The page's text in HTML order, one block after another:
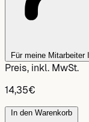
Für meine Mitarbeiter
Preis, inkl. MwSt.
14,35€
In den Warenkorb